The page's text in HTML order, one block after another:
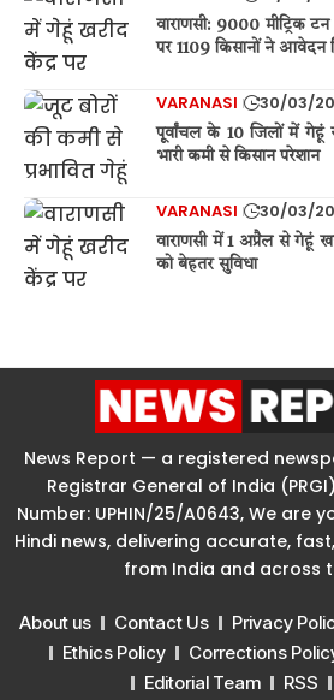
वाराणसी: 9000 मीट्रिक
पर 1109 किसानों ने आवेदन
VARANASI 30/03/
पूर्वांचल के 10 जिलों में गेहूं
भारी कमी से किसान परेशान
VARANASI 30/03/
वाराणसी में 1 अप्रैल से गेहूं
को बेहतर सुविधा
News Report — a registered
Registrar General of India
Number: UPHIN/25/A0643, We are
Hindi news, delivering accurate,
from India and across
About us Contact Us Privacy
Ethics Policy
Corrections
Editorial Team
RSS